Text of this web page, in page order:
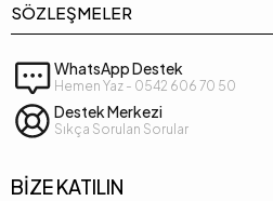
SÖZLEŞMELER
WhatsApp Destek
Hemen Yaz - 0542 606 70 50
Destek Merkezi
Sıkça Sorulan Sorular
BİZE KATILIN